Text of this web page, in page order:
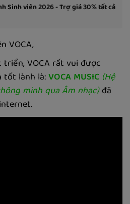
Sinh viên 2026 - Trợ giá 30% tất cả
VOCA,
VOCA rất vui được
tốt lành là:VOCA MUSIC (Hệ
minh qua Âm nhạc)đã